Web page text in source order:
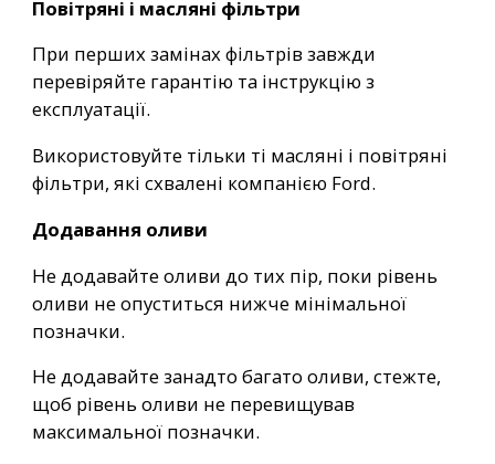
Повітряні і масляні фільтри
При перших замінах фільтрів завжди
перевіряйте гарантію та інструкцію з
експлуатації.
Використовуйте тільки ті масляні і повітряні
фільтри, які схвалені компанією Ford.
Додавання оливи
Не додавайте оливи до тих пір, поки рівень
оливи не опуститься нижче мінімальної
позначки.
Не додавайте занадто багато оливи, стежте,
щоб рівень оливи не перевищував
максимальної позначки.